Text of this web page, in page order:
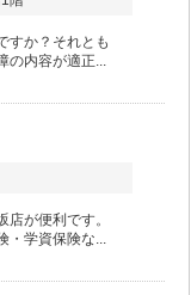
すか？それとも
の内容が適正...
が便利です。
・学資保険な...